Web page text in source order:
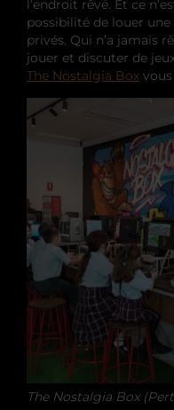
l’endroit rêvé. Et ce
possibilité de louer
privés. Qui n’a jamais
jouer et discuter de
The Nostalgia Box vous
The Nostalgia Box